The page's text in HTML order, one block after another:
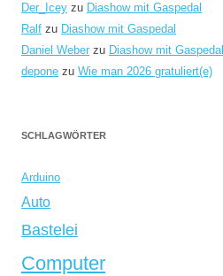
Der_Icey zu Diashow mit Gaspedal
Ralf zu Diashow mit Gaspedal
Daniel Weber zu Diashow mit Gaspedal
depone zu Wie man 2026 gratuliert(e)
SCHLAGWÖRTER
Arduino
Auto
Bastelei
Computer